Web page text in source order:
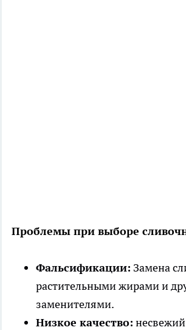
Проблемы при выборе
Фальсификации: Замена
растительными жирами и
заменителями.
Низкое качество: